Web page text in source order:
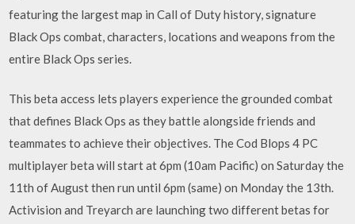
featuring the largest map in Call of Duty history, signature
Black Ops combat, characters, locations and weapons from the
entire Black Ops series.
This beta access lets players experience the grounded combat
that defines Black Ops as they battle alongside friends and
teammates to achieve their objectives. The Cod Blops 4 PC
multiplayer beta will start at 6pm (10am Pacific) on Saturday the
11th of August then run until 6pm (same) on Monday the 13th.
Activision and Treyarch are launching two different betas for